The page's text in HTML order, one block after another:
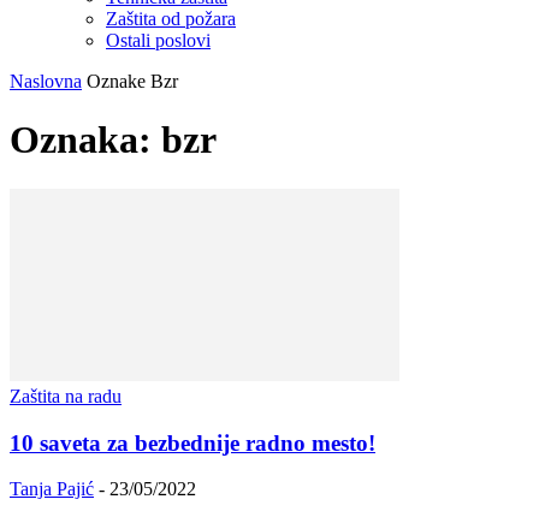
Zaštita od požara
Ostali poslovi
Naslovna Oznake Bzr
Oznaka: bzr
Zaštita na radu
10 saveta za bezbednije radno mesto!
Tanja Pajić - 23/05/2022